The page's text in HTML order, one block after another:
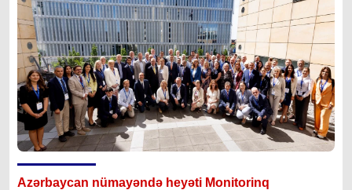
Azərbaycan nümayəndə heyəti Monitorinq